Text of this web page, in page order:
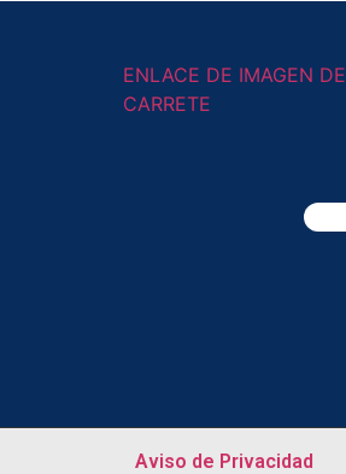
ENLACE DE IMAGEN DE
CARRETE
Aviso de Privacidad